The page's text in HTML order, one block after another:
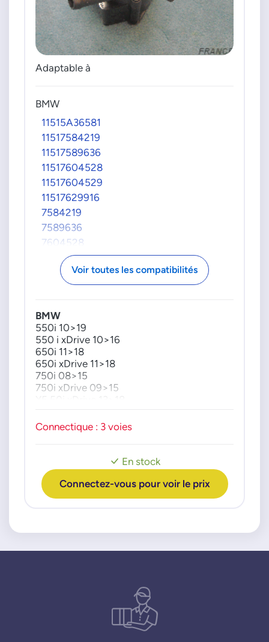
Adaptable à
BMW
11515A36581
11517584219
11517589636
11517604528
11517604529
11517629916
7584219
7589636
7604528
7604529
7629916
70407734
704077340
Voir toutes les compatibilités
En stock
Connectez-vous pour voir le prix
BMW
550i 10>19
550 i xDrive 10>16
650i 11>18
650i xDrive 11>18
750i 08>15
750i xDrive 09>15
Connectique : 3 voies